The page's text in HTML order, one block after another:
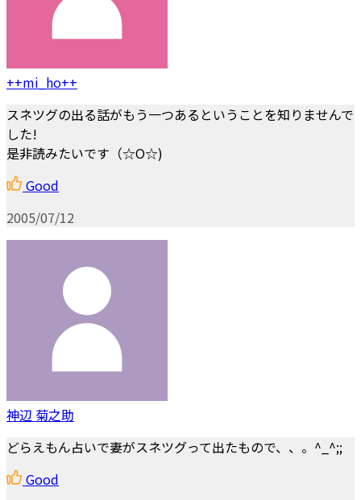
++mi_ho++
スネツグの出る話がもう一つあるということを知りませんで
した!
是非読みたいです（☆O☆)
Good
2005/07/12
神辺 菊之助
どらえもん占いで妻がスネツグって出たもので、、。^_^;;
Good